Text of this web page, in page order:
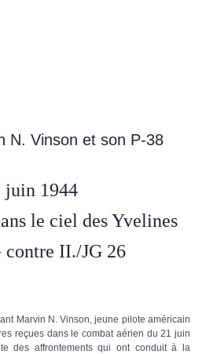
N. Vinson et son P-38
juin 1944
le ciel des Yvelines
contre II./JG 26
Marvin N. Vinson, jeune pilote américain
reçues dans le combat aérien du 21 juin
des affrontements qui ont conduit à la